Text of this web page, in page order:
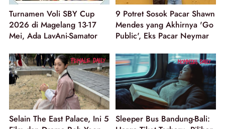
Turnamen Voli SBY Cup
2026 di Magelang 13-17
Mei, Ada LavAni-Samator
9 Potret Sosok Pacar Shawn
Mendes yang Akhirnya 'Go
Public', Eks Pacar Neymar
Selain The East Palace, Ini 5
Sleeper Bus Bandung-Bali: